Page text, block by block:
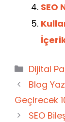
SEO
Dijital
Blog
Geçirecek
SEO